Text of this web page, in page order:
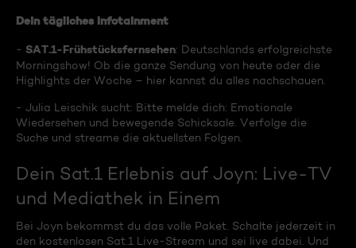
Dein tägliches Infotainment
- SAT.1-Frühstücksfernsehen: Deutschlands erfolgreichste
Morningshow! Ob die ganze Sendung von heute oder die
Highlights der Woche – hier kannst du alles nachschauen.
- Julia Leischik sucht: Bitte melde dich: Emotionale
Wiedersehen und bewegende Schicksale. Verfolge die
Suche und streame die aktuellsten Folgen.
Dein Sat.1 Erlebnis auf Joyn: Live-TV
und Mediathek in Einem
Bei Joyn bekommst du das volle Paket. Schalte jederzeit in
den kostenlosen Sat.1 Live-Stream und sei live dabei. Und